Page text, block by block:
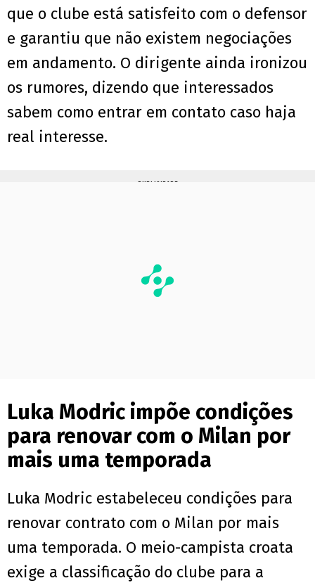
que o clube está satisfeito com o defensor
e garantiu que não existem negociações
em andamento. O dirigente ainda ironizou
os rumores, dizendo que interessados
sabem como entrar em contato caso haja
real interesse.
PUBLICIDADE
Luka Modric impõe condições
para renovar com o Milan por
mais uma temporada
Luka Modric estabeleceu condições para
renovar contrato com o Milan por mais
uma temporada. O meio-campista croata
exige a classificação do clube para a